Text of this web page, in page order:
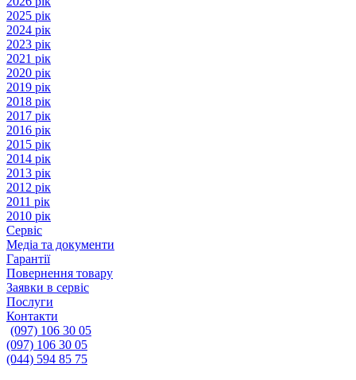
2025 рік
2024 рік
2023 рік
2021 рік
2020 рік
2019 рік
2018 рік
2017 рік
2016 рік
2015 рік
2014 рік
2013 рік
2012 рік
2011 рік
2010 рік
Сервіс
Медіа та документи
Гарантії
Повернення товару
Заявки в сервіс
Послуги
Контакти
(097) 106 30 05
(097) 106 30 05
(044) 594 85 75